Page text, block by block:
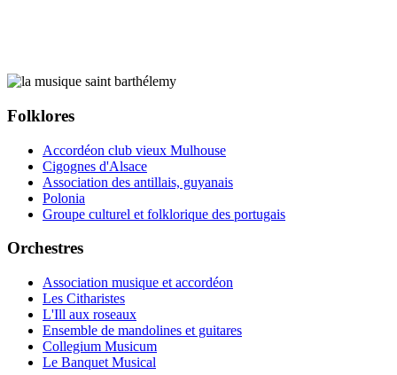
Folklores
Accordéon club vieux Mulhouse
Cigognes d'Alsace
Association des antillais, guyanais
Polonia
Groupe culturel et folklorique des portugais
Orchestres
Association musique et accordéon
Les Citharistes
L'Ill aux roseaux
Ensemble de mandolines et guitares
Collegium Musicum
Le Banquet Musical